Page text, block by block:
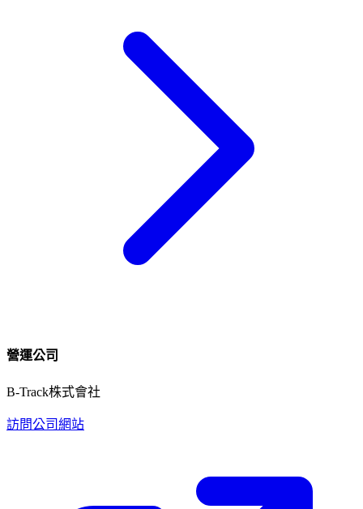
營運公司
B-Track株式會社
訪問公司網站